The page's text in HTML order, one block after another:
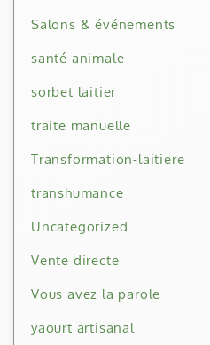
Salons & événements
santé animale
sorbet laitier
traite manuelle
Transformation-laitiere
transhumance
Uncategorized
Vente directe
Vous avez la parole
yaourt artisanal